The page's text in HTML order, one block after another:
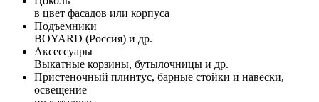
в цвет фасадов или корпуса
Подъемники
BOYARD (Россия) и др.
Аксессуары
Выкатные корзины, бутылочницы и др.
Пристеночный плинтус, барные стойки и навески,
освещение